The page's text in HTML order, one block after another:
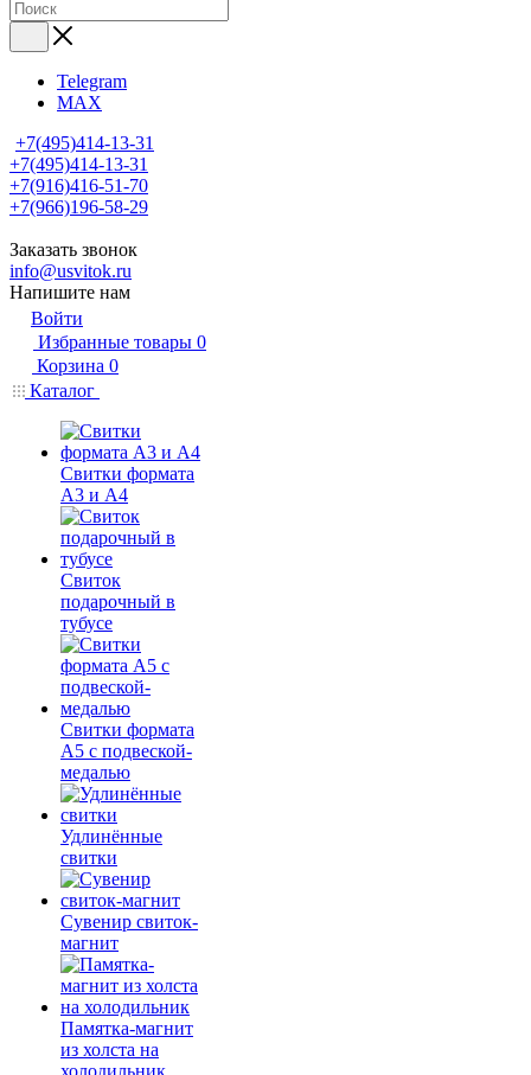
Telegram
MAX
+7(495)414-13-31
+7(495)414-13-31
+7(916)416-51-70
+7(966)196-58-29
Заказать звонок
info@usvitok.ru
Напишите нам
Войти
Избранные товары 0
Корзина 0
Каталог
Свитки формата
А3 и А4
Свиток
подарочный в
тубусе
Свитки формата
А5 с подвеской-
медалью
Удлинённые
свитки
Сувенир свиток-
магнит
Памятка-магнит
из холста на
холодильник